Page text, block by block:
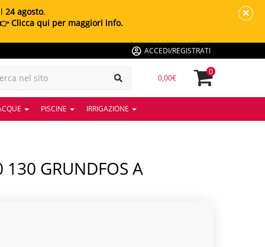
24 agosto.
Clicca qui per maggiori info.
ACCEDI/REGISTRATI
0,00€
0
PISCINE IRRIGAZIONE